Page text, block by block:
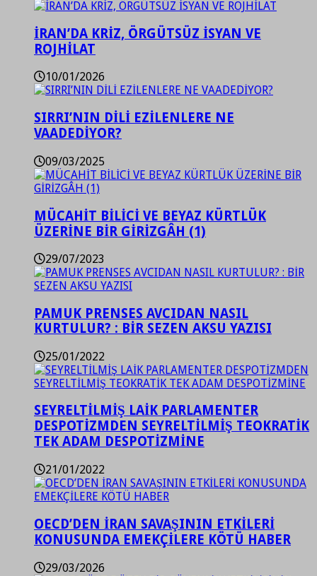
İRAN’DA KRİZ, ÖRGÜTSÜZ İSYAN VE
ROJHİLAT
10/01/2026
SIRRI’NIN DİLİ EZİLENLERE NE
VAADEDİYOR?
09/03/2025
MÜCAHİT BİLİCİ VE BEYAZ KÜRTLÜK
ÜZERİNE BİR GİRİZGÂH (1)
29/07/2023
PAMUK PRENSES AVCIDAN NASIL
KURTULUR? : BİR SEZEN AKSU YAZISI
25/01/2022
SEYRELTİLMİŞ LAİK PARLAMENTER
DESPOTİZMDEN SEYRELTİLMİŞ TEOKRATİK
TEK ADAM DESPOTİZMİNE
21/01/2022
OECD’DEN İRAN SAVAŞININ ETKİLERİ
KONUSUNDA EMEKÇİLERE KÖTÜ HABER
29/03/2026